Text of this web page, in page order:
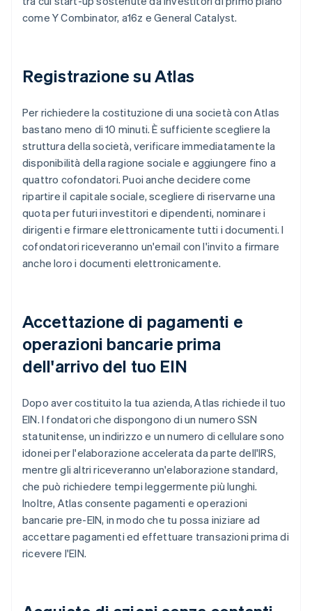
come Y Combinator, a16z e General Catalyst.
Registrazione su Atlas
Per richiedere la costituzione di una società con Atlas
bastano meno di 10 minuti. È sufficiente scegliere la
struttura della società, verificare immediatamente la
disponibilità della ragione sociale e aggiungere fino a
quattro cofondatori. Puoi anche decidere come
ripartire il capitale sociale, scegliere di riservarne una
quota per futuri investitori e dipendenti, nominare i
dirigenti e firmare elettronicamente tutti i documenti. I
cofondatori riceveranno un'email con l'invito a firmare
anche loro i documenti elettronicamente.
Accettazione di pagamenti e
operazioni bancarie prima
dell'arrivo del tuo EIN
Dopo aver costituito la tua azienda, Atlas richiede il tuo
EIN. I fondatori che dispongono di un numero SSN
statunitense, un indirizzo e un numero di cellulare sono
idonei per l'elaborazione accelerata da parte dell'IRS,
mentre gli altri riceveranno un'elaborazione standard,
che può richiedere tempi leggermente più lunghi.
Inoltre, Atlas consente pagamenti e operazioni
bancarie pre-EIN, in modo che tu possa iniziare ad
accettare pagamenti ed effettuare transazioni prima di
ricevere l'EIN.